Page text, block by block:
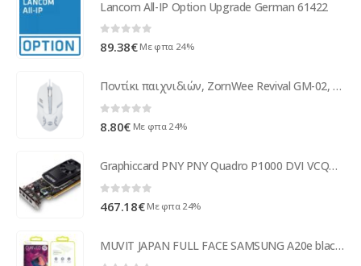
Lancom All-IP Option Upgrade German 61422
0 out of 5
89.38€ Με φπα 24%
Ποντίκι παιχνιδιών, ZornWee Revival GM-02, Οπτικό, λευκό - 999
0 out of 5
8.80€ Με φπα 24%
Graphiccard PNY PNY Quadro P1000 DVI VCQP1000DVI-PB
0out of 5
467.18€ Με φπα 24%
MUVIT JAPAN FULL FACE SAMSUNG A20e black tempered glass